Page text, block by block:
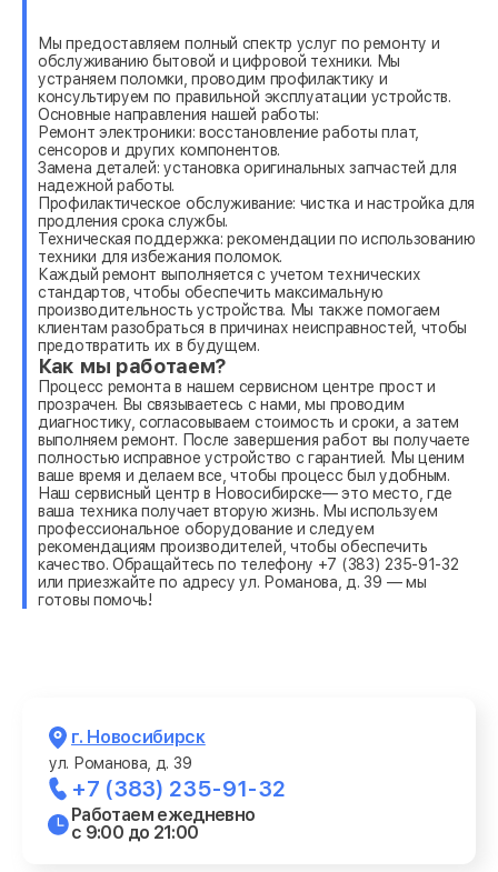
Мы предоставляем полный спектр услуг по ремонту и
обслуживанию бытовой и цифровой техники. Мы
устраняем поломки, проводим профилактику и
консультируем по правильной эксплуатации устройств.
Основные направления нашей работы:
Ремонт электроники: восстановление работы плат,
сенсоров и других компонентов.
Замена деталей: установка оригинальных запчастей для
надежной работы.
Профилактическое обслуживание: чистка и настройка для
продления срока службы.
Техническая поддержка: рекомендации по использованию
техники для избежания поломок.
Каждый ремонт выполняется с учетом технических
стандартов, чтобы обеспечить максимальную
производительность устройства. Мы также помогаем
клиентам разобраться в причинах неисправностей, чтобы
предотвратить их в будущем.
Как мы работаем?
Процесс ремонта в нашем сервисном центре прост и
прозрачен. Вы связываетесь с нами, мы проводим
диагностику, согласовываем стоимость и сроки, а затем
выполняем ремонт. После завершения работ вы получаете
полностью исправное устройство с гарантией. Мы ценим
ваше время и делаем все, чтобы процесс был удобным.
Наш сервисный центр в Новосибирске— это место, где
ваша техника получает вторую жизнь. Мы используем
профессиональное оборудование и следуем
рекомендациям производителей, чтобы обеспечить
качество. Обращайтесь по телефону +7 (383) 235-91-32
или приезжайте по адресу ул. Романова, д. 39 — мы
готовы помочь!
г. Новосибирск
ул. Романова, д. 39
+7 (383) 235-91-32
Работаем ежедневно
с 9:00 до 21:00